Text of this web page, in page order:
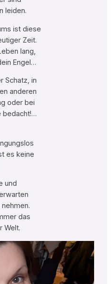
leiden.
ist diese
Zeit.
lang,
Engel…
Schatz, in
anderen
oder bei
bedacht!…
es keine
und
das
Welt.